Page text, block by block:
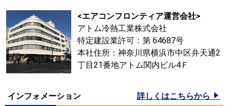
<エアコンフロンティア運営会社>
アトム冷熱工業株式会社
特定建設業許可：第 64687号
本社住所：神奈川県横浜市中区弁天通2
丁目21番地アトム関内ビル4Ｆ
インフォメーション 詳しくはこちらから